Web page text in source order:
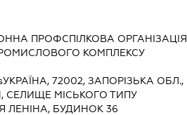
ПРОФСПІЛКОВА ОРГАНІЗАЦІЯ
КОМПЛЕКСУ
УКРАЇНА, 72002, ЗАПОРІЗЬКА ОБЛ.,
СЕЛИЩЕ МІСЬКОГО ТИПУ
ЛЕНІНА, БУДИНОК 36